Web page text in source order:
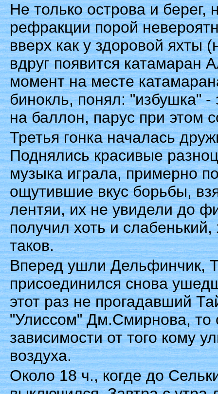
Не только острова и
рефракции порой
вверх как у здоровой яхты
вдруг появится катамаран
момент на месте
бинокль, понял: "избушка" -
на баллон, парус при этом
Третья гонка началась
Поднялись красивые
музыка играла, примерно
ощутившие вкус борьбы,
лентяи, их не увидели до
получил хоть и
таков.
Вперед ушли Дельфинчик,
присоединился снова
этот раз не прогадавший
"Улиссом" Дм.Смирнова, то
зависимости от того кому
воздуха.
Около 18 ч., когде до